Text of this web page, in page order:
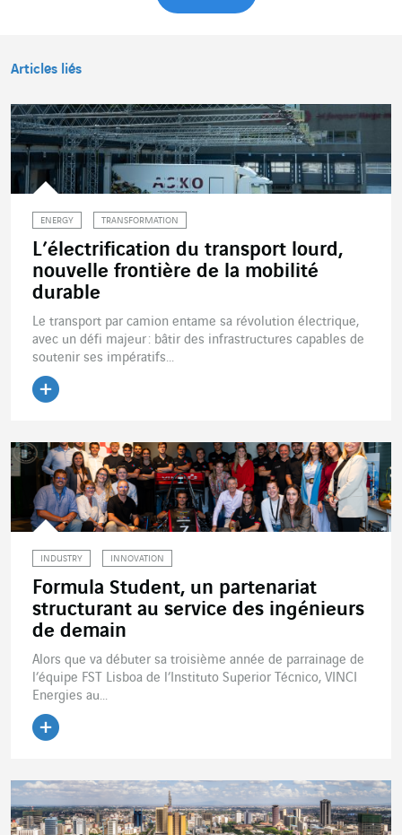
Articles liés
ENERGY TRANSFORMATION
L’électrification du transport lourd,
nouvelle frontière de la mobilité
durable
Le transport par camion entame sa révolution électrique,
avec un défi majeur : bâtir des infrastructures capables de
soutenir ses impératifs...
INDUSTRY INNOVATION
Formula Student, un partenariat
structurant au service des ingénieurs
de demain
Alors que va débuter sa troisième année de parrainage de
l’équipe FST Lisboa de l’Instituto Superior Técnico, VINCI
Energies au...